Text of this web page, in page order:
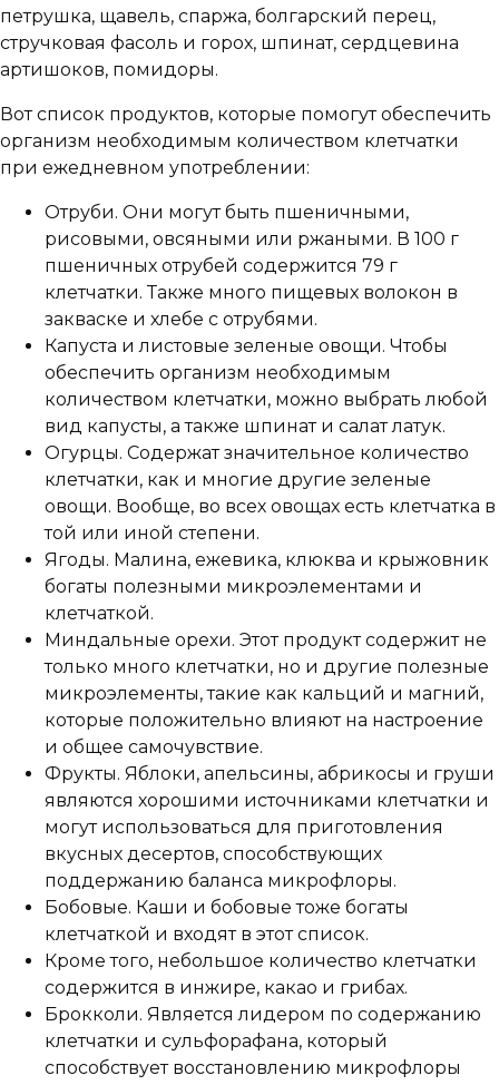
петрушка, щавель, спаржа, болгарский перец,
стручковая фасоль и горох, шпинат, сердцевина
артишоков, помидоры.
Вот список продуктов, которые помогут обеспечить
организм необходимым количеством клетчатки
при ежедневном употреблении:
Отруби. Они могут быть пшеничными,
рисовыми, овсяными или ржаными. В 100 г
пшеничных отрубей содержится 79 г
клетчатки. Также много пищевых волокон в
закваске и хлебе с отрубями.
Капуста и листовые зеленые овощи. Чтобы
обеспечить организм необходимым
количеством клетчатки, можно выбрать любой
вид капусты, а также шпинат и салат латук.
Огурцы. Содержат значительное количество
клетчатки, как и многие другие зеленые
овощи. Вообще, во всех овощах есть клетчатка в
той или иной степени.
Ягоды. Малина, ежевика, клюква и крыжовник
богаты полезными микроэлементами и
клетчаткой.
Миндальные орехи. Этот продукт содержит не
только много клетчатки, но и другие полезные
микроэлементы, такие как кальций и магний,
которые положительно влияют на настроение
и общее самочувствие.
Фрукты. Яблоки, апельсины, абрикосы и груши
являются хорошими источниками клетчатки и
могут использоваться для приготовления
вкусных десертов, способствующих
поддержанию баланса микрофлоры.
Бобовые. Каши и бобовые тоже богаты
клетчаткой и входят в этот список.
Кроме того, небольшое количество клетчатки
содержится в инжире, какао и грибах.
Брокколи. Является лидером по содержанию
клетчатки и сульфорафана, который
способствует восстановлению микрофлоры